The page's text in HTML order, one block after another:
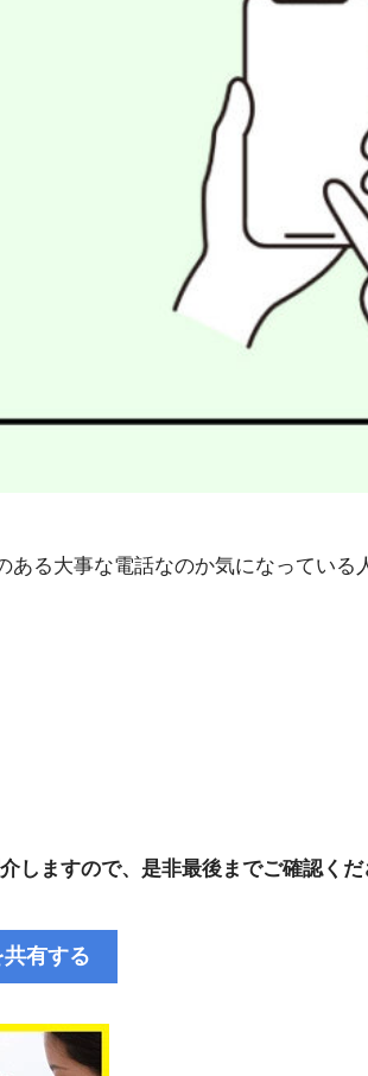
る大事な電話なのか気になっている
しますので、是非最後までご確認くだ
有する